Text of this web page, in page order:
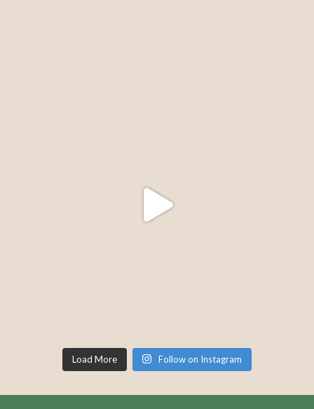
Load More Follow on Instagram